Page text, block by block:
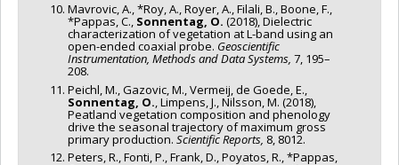
Mavrovic, A., *Roy, A., Royer, A., Filali, B., Boone, F.,
*Pappas, C., Sonnentag, O. (2018), Dielectric
characterization of vegetation at L-band using an
open-ended coaxial probe. Geoscientific
Instrumentation, Methods and Data Systems, 7, 195–
208.
Peichl, M., Gazovic, M., Vermeij, de Goede, E.,
Sonnentag, O., Limpens, J., Nilsson, M. (2018),
Peatland vegetation composition and phenology
drive the seasonal trajectory of maximum gross
primary production. Scientific Reports, 8, 8012.
Peters, R., Fonti, P., Frank, D., Poyatos, R., *Pappas,